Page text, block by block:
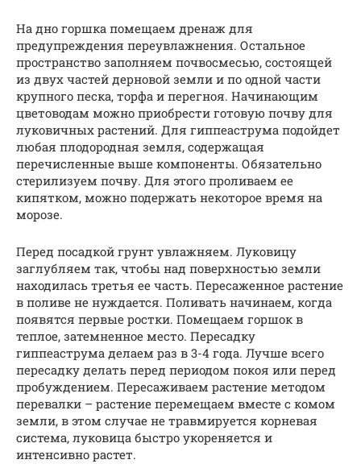
На дно горшка помещаем дренаж для
предупреждения переувлажнения. Остальное
пространство заполняем почвосмесью, состоящей
из двух частей дерновой земли и по одной части
крупного песка, торфа и перегноя. Начинающим
цветоводам можно приобрести готовую почву для
луковичных растений. Для гиппеаструма подойдет
любая плодородная земля, содержащая
перечисленные выше компоненты. Обязательно
стерилизуем почву. Для этого проливаем ее
кипятком, можно подержать некоторое время на
морозе.
Перед посадкой грунт увлажняем. Луковицу
заглубляем так, чтобы над поверхностью земли
находилась третья ее часть. Пересаженное растение
в поливе не нуждается. Поливать начинаем, когда
появятся первые ростки. Помещаем горшок в
теплое, затемненное место. Пересадку
гиппеаструма делаем раз в 3-4 года. Лучше всего
пересадку делать перед периодом покоя или перед
пробуждением. Пересаживаем растение методом
перевалки – растение перемещаем вместе с комом
земли, в этом случае не травмируется корневая
система, луковица быстро укореняется и
интенсивно растет.